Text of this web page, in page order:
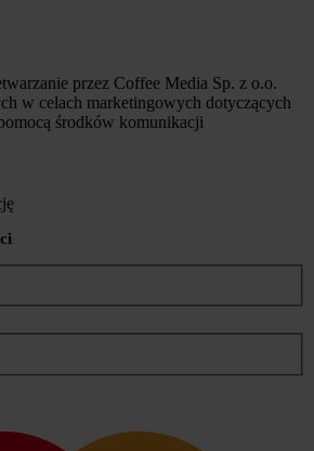
przez Coffee Media Sp. z o.o.
w celach marketingowych dotyczących
środków komunikacji